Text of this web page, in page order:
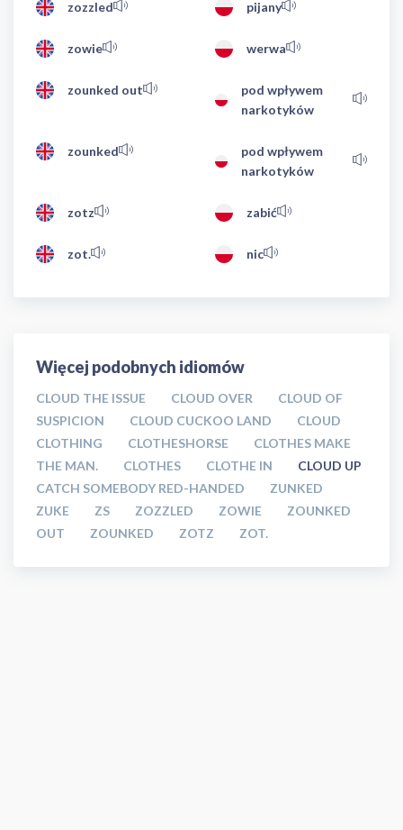
zozzled pijany
zowie werwa
zounked out
pod wpływem
narkotyków
zounked
pod wpływem
narkotyków
zotz zabić
zot. nic
Więcej podobnych idiomów
CLOUD THE ISSUE CLOUD OVER
CLOUD OF
SUSPICION
CLOUD CUCKOO LAND
CLOUD
CLOTHING
CLOTHESHORSE
CLOTHES MAKE
THE MAN.
CLOTHES CLOTHE IN
CLOUD UP
CATCH SOMEBODY RED-HANDED
ZUNKED
ZUKE
ZS ZOZZLED ZOWIE
ZOUNKED
OUT
ZOUNKED ZOTZ ZOT.